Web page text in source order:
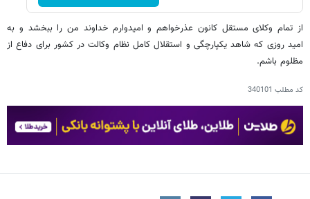
از تمام وکلای مستقل کانون عذرخواهم و امیدوارم خداوند من را ببخشد و به
امید روزی که شاهد یکپارچگی و استقلال کامل نظام وکالت در کشور برای دفاع از
مظلوم باشم.
کد مطلب 340101